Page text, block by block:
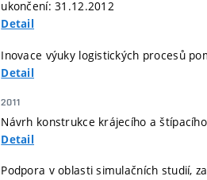
ukončení: 31.12.2012
Detail
Inovace výuky logistických procesů
Detail
2011
Návrh konstrukce krájecího a
Detail
Podpora v oblasti simulačních studií,